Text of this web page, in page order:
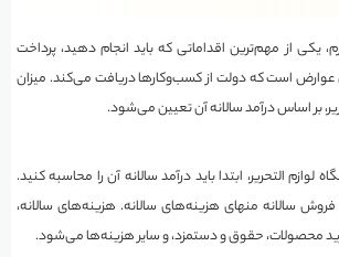
یکی از مهم‌ترین اقداماتی که باید انجام دهید، پرداخت
عوارض است که دولت از کسب‌وکارها دریافت می‌کند. میزان
بر اساس درآمد سالانه آن تعیین می‌شود.
لوازم التحریر، ابتدا باید درآمد سالانه آن را محاسبه کنید.
فروش سالانه منهای هزینه‌های سالانه. هزینه‌های سالانه،
محصولات، حقوق و دستمزد، و سایر هزینه‌ها می‌شود.